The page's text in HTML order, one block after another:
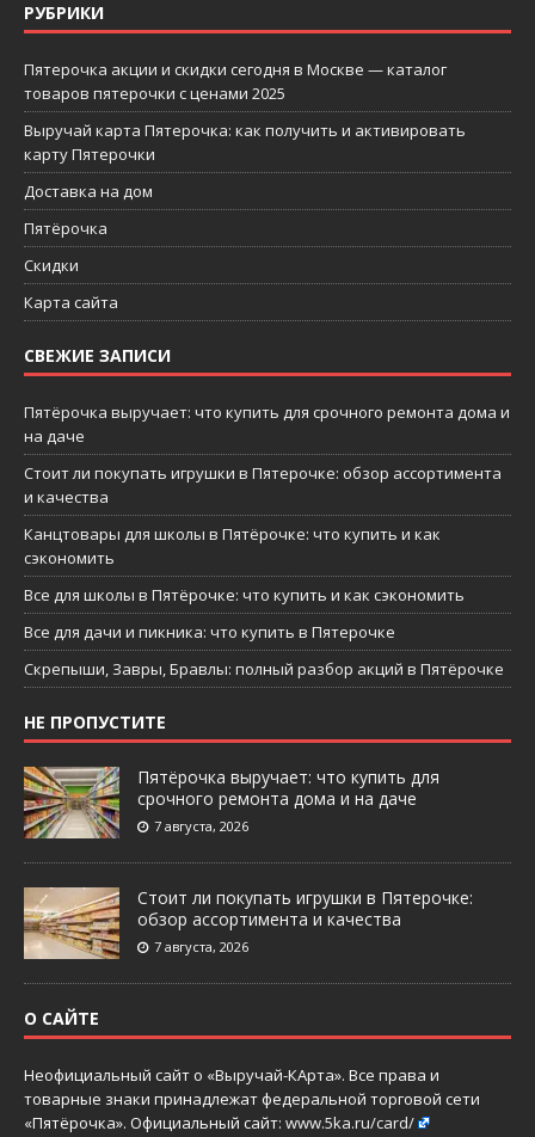
РУБРИКИ
Пятерочка акции и скидки сегодня в Москве — каталог
товаров пятерочки с ценами 2025
Выручай карта Пятерочка: как получить и активировать
карту Пятерочки
Доставка на дом
Пятёрочка
Скидки
Карта сайта
СВЕЖИЕ ЗАПИСИ
Пятёрочка выручает: что купить для срочного ремонта дома и
на даче
Стоит ли покупать игрушки в Пятерочке: обзор ассортимента
и качества
Канцтовары для школы в Пятёрочке: что купить и как
сэкономить
Все для школы в Пятёрочке: что купить и как сэкономить
Все для дачи и пикника: что купить в Пятерочке
Скрепыши, Завры, Бравлы: полный разбор акций в Пятёрочке
НЕ ПРОПУСТИТЕ
Пятёрочка выручает: что купить для
срочного ремонта дома и на даче
7 августа, 2026
Стоит ли покупать игрушки в Пятерочке:
обзор ассортимента и качества
7 августа, 2026
О САЙТЕ
Неофициальный сайт о «Выручай-КАрта». Все права и
товарные знаки принадлежат федеральной торговой сети
«Пятёрочка». Официальный сайт: www.5ka.ru/card/